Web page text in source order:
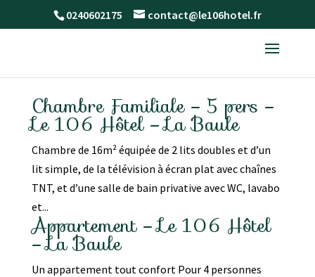
0240602175 contact@le106hotel.fr
Chambre Familiale – 5 pers –
Le 106 Hôtel – La Baule
Chambre de 16m² équipée de 2 lits doubles et d’un
lit simple, de la télévision à écran plat avec chaînes
TNT, et d’une salle de bain privative avec WC, lavabo
et...
Appartement – Le 106 Hôtel
– La Baule
Un appartement tout confort Pour 4 personnes